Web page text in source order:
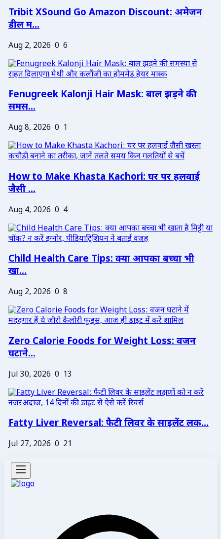
Tribit XSound Go Amazon Discount: अमेजन
डील म...
Aug 2, 2026 0 6
Fenugreek Kalonji Hair Mask: बाल झड़ने की
समस...
Aug 8, 2026 0 1
How to Make Khasta Kachori: घर पर हलवाई
जैसी ...
Aug 4, 2026 0 4
Child Health Care Tips: क्या आपका बच्चा भी
खा...
Aug 2, 2026 0 8
Zero Calorie Foods for Weight Loss: वजन
घटाने...
Jul 30, 2026 0 13
Fatty Liver Reversal: फैटी लिवर के साइलेंट लक...
Jul 27, 2026 0 21